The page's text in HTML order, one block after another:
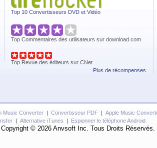
Top 10 Convertisseurs DVD et Vidéo
Top Commentaires des utilisateurs sur download.com
Top Revue des éditeurs sur CNet
Plus de récompenses
Music Converter | Convertisseur PDF | Apple Music
| Alternative iTunes | Espionner le téléphone Android
Copyright © 2026 Anvsoft Inc. Tous Droits Réservés.